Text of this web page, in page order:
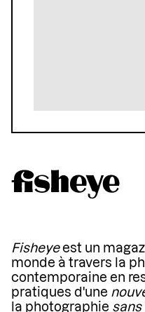
Fisheyeest un
monde à travers la
contemporaine en
pratiques d'une
la photographie sans